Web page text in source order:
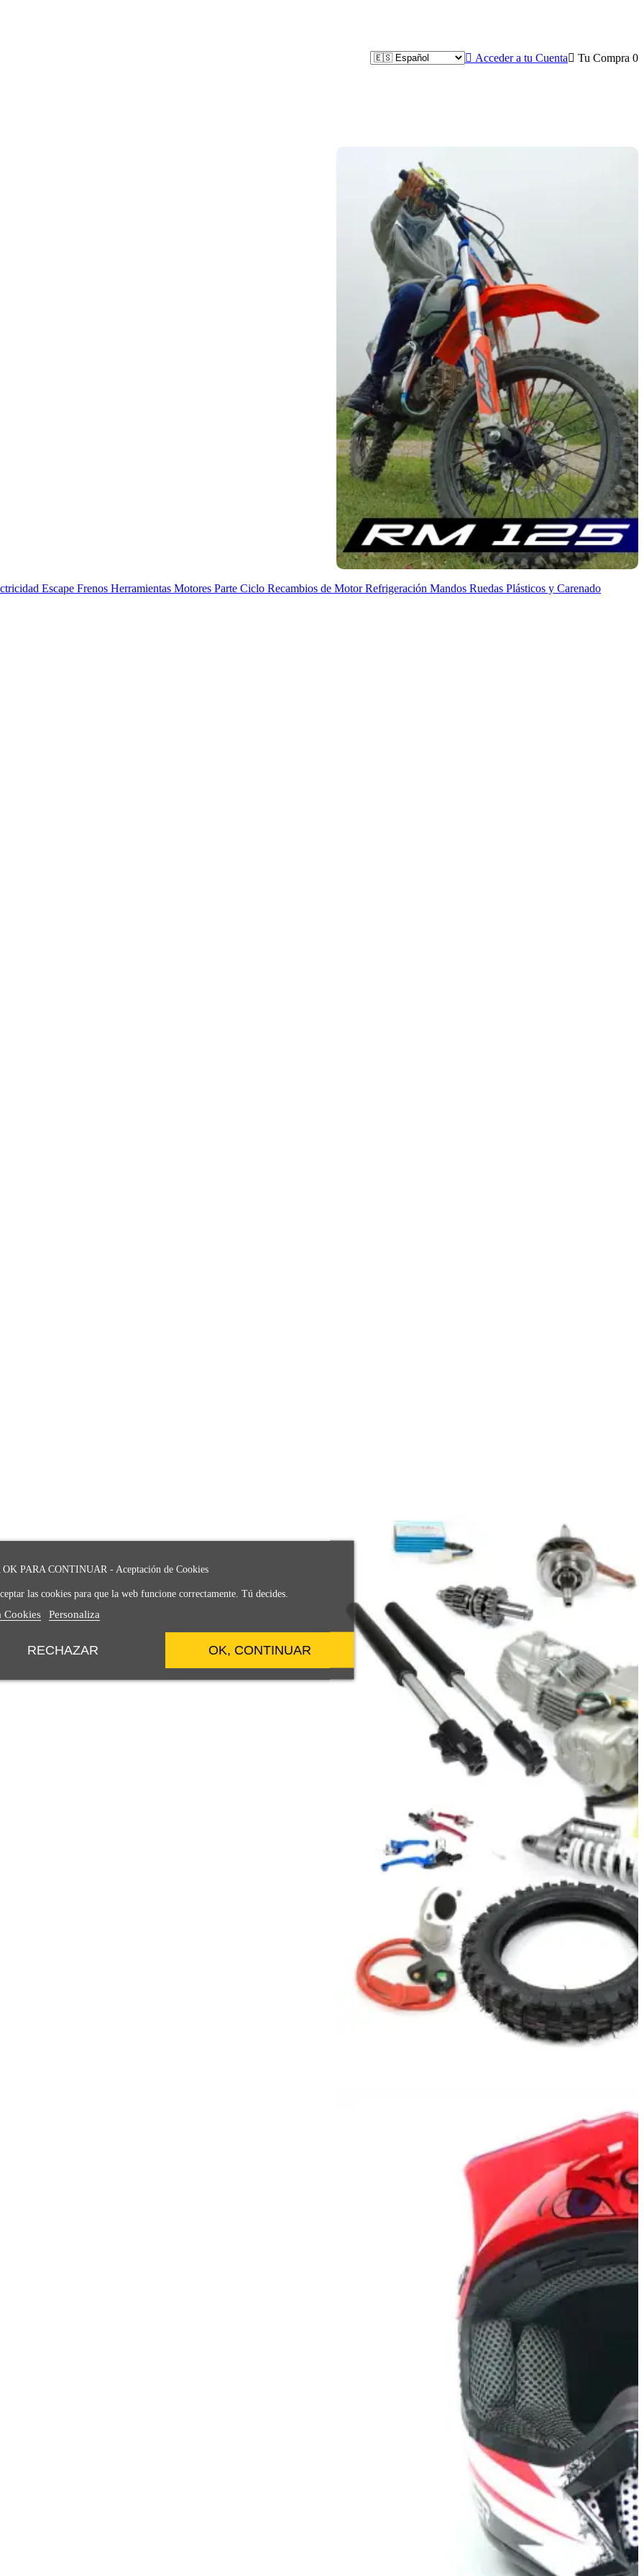
 Acceder a tu Cuenta Tu Compra 0
Escape Frenos Herramientas Motores Parte Ciclo Recambios de MotorRefrigeración Mandos Ruedas Plásticos y Carenado
PARA CONTINUAR - Aceptación de Cookies
las cookies para que la web funcione correctamente. Tú decides.
Cookies Personaliza
RECHAZAR OK, CONTINUAR